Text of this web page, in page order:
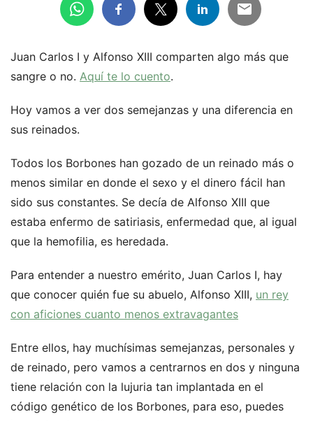
Juan Carlos I y Alfonso XIII comparten algo más que
sangre o no. Aquí te lo cuento.
Hoy vamos a ver dos semejanzas y una diferencia en
sus reinados.
Todos los Borbones han gozado de un reinado más o
menos similar en donde el sexo y el dinero fácil han
sido sus constantes. Se decía de Alfonso XIII que
estaba enfermo de satiriasis, enfermedad que, al igual
que la hemofilia, es heredada.
Para entender a nuestro emérito, Juan Carlos I, hay
que conocer quién fue su abuelo, Alfonso XIII, un rey
con aficiones cuanto menos extravagantes
Entre ellos, hay muchísimas semejanzas, personales y
de reinado, pero vamos a centrarnos en dos y ninguna
tiene relación con la lujuria tan implantada en el
código genético de los Borbones, para eso, puedes